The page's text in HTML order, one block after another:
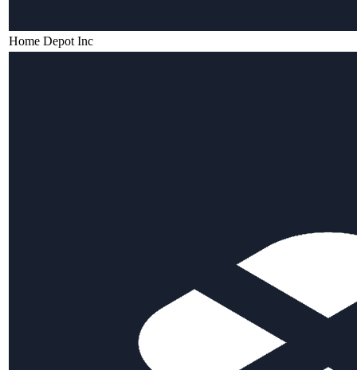
Home Depot Inc